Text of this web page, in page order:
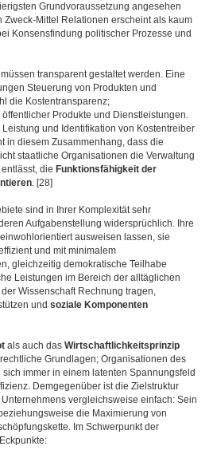
Grundvoraussetzung angesehen
Mittel Relationen erscheint als kaum
Konsensfindung politischer Prozesse und
transparent gestaltet werden. Eine
Steuerung von Produkten und
die Kostentransparenz;
Produkte und Dienstleistungen.
und Identifikation von Kostentreiber
in diesem Zusammenhang, dass die
staatliche Organisationen die Verwaltung
die Funktionsfähigkeit der
. [28]
sind in Ihrer Komplexität sehr
Aufgabenstellung widersprüchlich. Ihre
ausweisen lassen, sie
und mit minimalem
gleichzeitig demokratische Teilhabe
Leistungen im Bereich der alltäglichen
Wissenschaft Rechnung tragen,
und soziale Komponenten
als auch das Wirtschaftlichkeitsprinzip
Grundlagen; Organisationen des
immer in einem latenten Spannungsfeld
Demgegenüber ist die Zielstruktur
vergleichsweise einfach: Sein
die Maximierung von
Im Schwerpunkt der